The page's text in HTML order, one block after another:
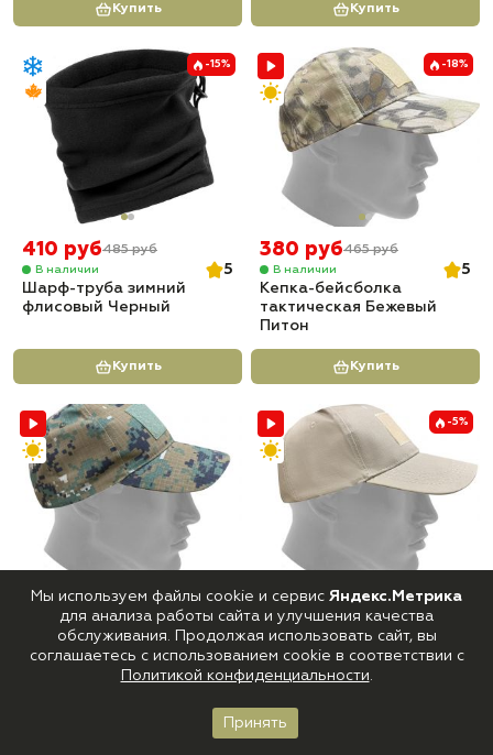
Купить Купить
-15%
410 руб485 руб
В наличии
5
Шарф-труба зимний
флисовый Черный
Купить
-18%
380 руб465 руб
В наличии
5
Кепка-бейсболка
тактическая Бежевый
Питон
Купить
465 руб
В наличии
Кепка-Бейсболка
тактическая Марп
-5%
440 руб 465 руб
В наличии
Кепка-Бейсболка
тактическая Песок
Корзина
Мы используем файлы cookie и сервис Яндекс.Метрика
для анализа работы сайта и улучшения качества
обслуживания. Продолжая использовать сайт, вы
соглашаетесь с использованием cookie в соответствии с
Политикой конфиденциальности.
Принять